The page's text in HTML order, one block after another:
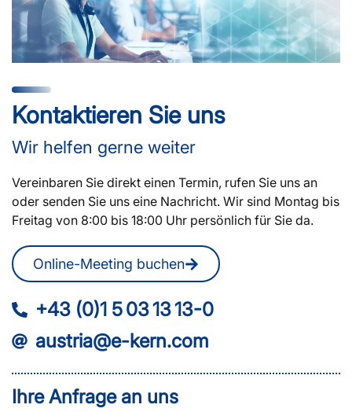
Kontaktieren Sie uns
Wir helfen gerne weiter
Vereinbaren Sie direkt einen Termin, rufen Sie uns an
oder senden Sie uns eine Nachricht. Wir sind Montag bis
Freitag von 8:00 bis 18:00 Uhr persönlich für Sie da.
Online-Meeting buchen
+43 (0)1 5 03 13 13-0
austria@e-kern.com
Ihre Anfrage an uns